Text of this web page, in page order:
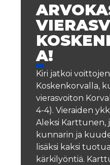
A!
Kiri jatkoi
Koskenkorvalla,
vierasvoiton
4-4). Vieraiden
Aleksi Karttunen,
kunnarin ja
lisäksi kaksi
kärkilyöntiä.